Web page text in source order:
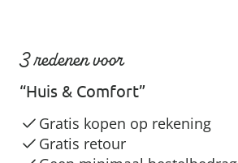
3 redenen voor
“Huis & Comfort”
Gratis kopen op rekening
Gratis retour